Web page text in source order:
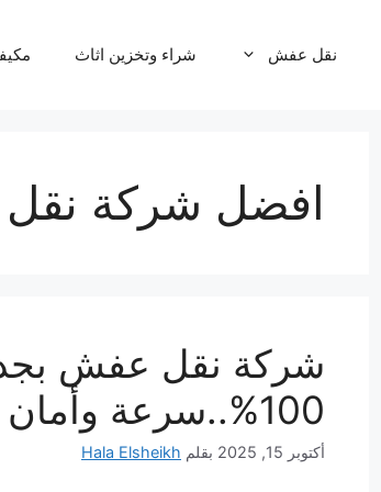
نقل عفش شراء وتخزين اثاث
افضل شركة
100%..سرعة وأمان اتصل بنا الان
أكتوبر 15, 2025 بقلم Hala Elsheikh